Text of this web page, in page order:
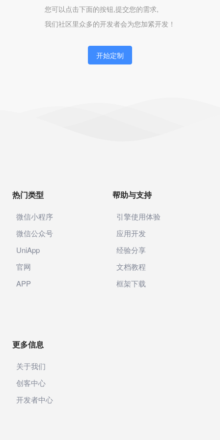
您可以点击下面的按钮,提交您的需求,
我们社区里众多的开发者会为您加紧开发！
开始定制
热门类型
微信小程序
微信公众号
UniApp
官网
APP
帮助与支持
引擎使用体验
应用开发
经验分享
文档教程
框架下载
更多信息
关于我们
创客中心
开发者中心